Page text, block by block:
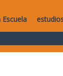
Escuela